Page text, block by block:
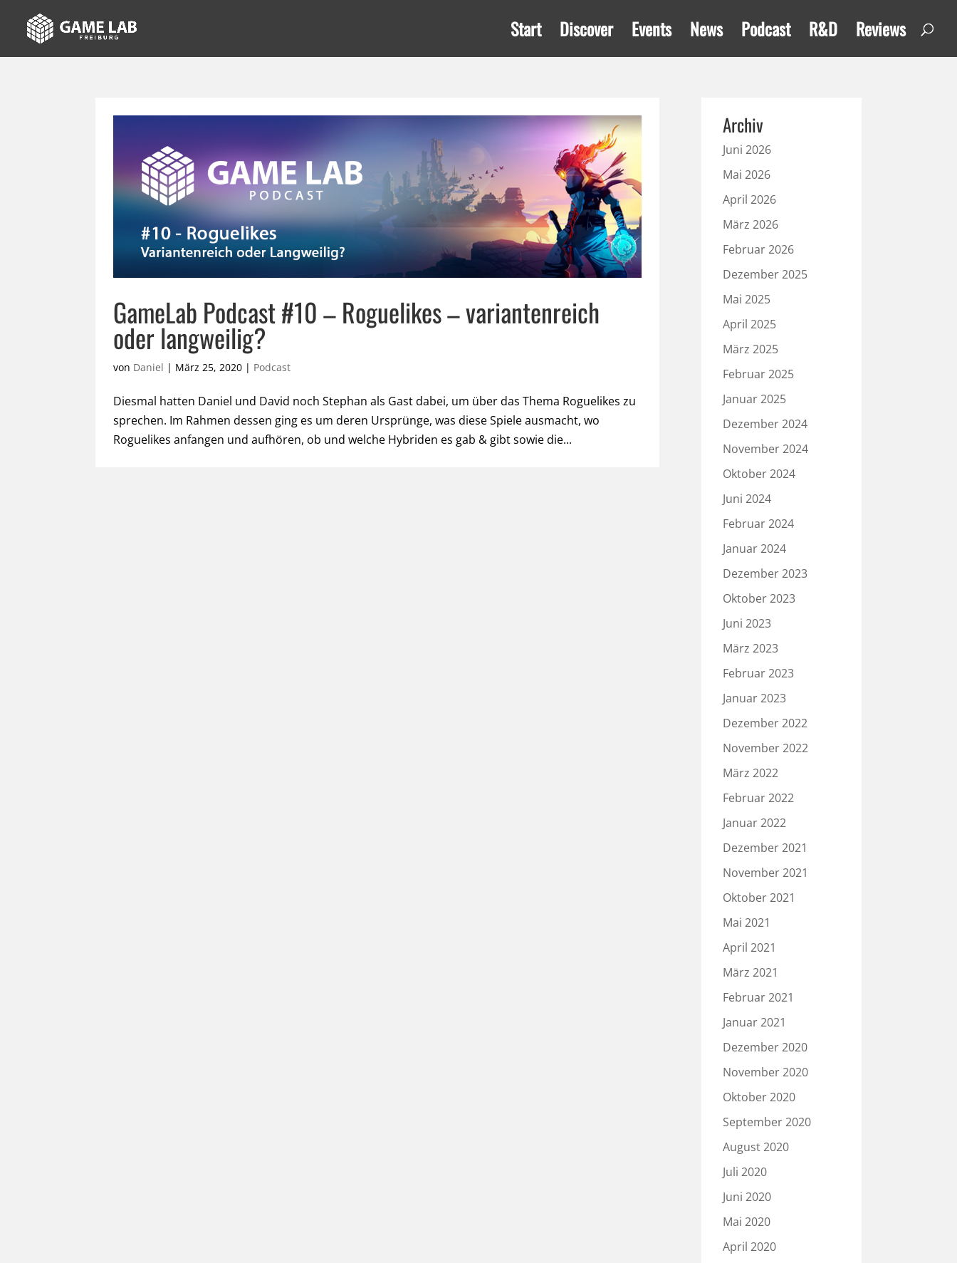
Start Discover Events News Podcast R&D Reviews
GameLab Podcast #10 – Roguelikes – variantenreich
oder langweilig?
von Daniel | März 25, 2020 | Podcast
Diesmal hatten Daniel und David noch Stephan als Gast dabei, um über das Thema Roguelikes zu
sprechen. Im Rahmen dessen ging es um deren Ursprünge, was diese Spiele ausmacht, wo
Roguelikes anfangen und aufhören, ob und welche Hybriden es gab & gibt sowie die...
Archiv
Juni 2026
Mai 2026
April 2026
März 2026
Februar 2026
Dezember 2025
Mai 2025
April 2025
März 2025
Februar 2025
Januar 2025
Dezember 2024
November 2024
Oktober 2024
Juni 2024
Februar 2024
Januar 2024
Dezember 2023
Oktober 2023
Juni 2023
März 2023
Februar 2023
Januar 2023
Dezember 2022
November 2022
März 2022
Februar 2022
Januar 2022
Dezember 2021
November 2021
Oktober 2021
Mai 2021
April 2021
März 2021
Februar 2021
Januar 2021
Dezember 2020
November 2020
Oktober 2020
September 2020
August 2020
Juli 2020
Juni 2020
Mai 2020
April 2020